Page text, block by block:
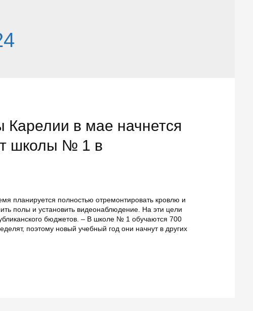
Карелии в мае начнется
школы № 1 в
планируется полностью отремонтировать кровлю и
полы и установить видеонаблюдение. На эти цели
бюджетов. – В школе № 1 обучаются 700
поэтому новый учебный год они начнут в других